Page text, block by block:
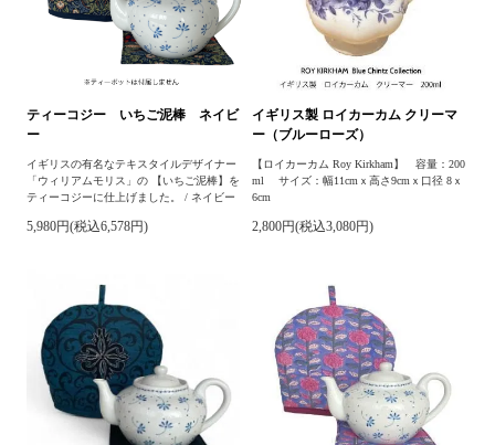
ティーコジー いちご泥棒 ネイビ
ー
イギリスの有名なテキスタイルデザイナー
「ウィリアムモリス」の 【いちご泥棒】を
ティーコジーに仕上げました。 / ネイビー
5,980円(税込6,578円)
イギリス製 ロイカーカム クリーマ
ー（ブルーローズ）
【ロイカーカム Roy Kirkham】 容量：200
ml サイズ：幅11cmｘ高さ9cmｘ口径 8ｘ
6cm
2,800円(税込3,080円)